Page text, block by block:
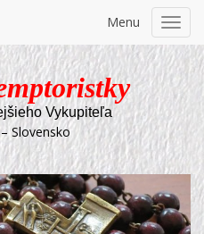
Menu
Vykupiteľa
Slovensko